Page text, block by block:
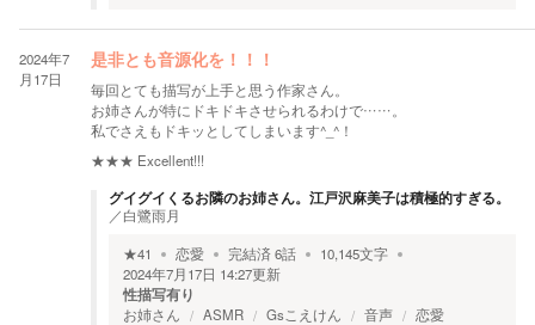
2024年7
月17日
是非とも音源化を！！！
毎回とても描写が上手と思う作家さん。
お姉さんが特にドキドキさせられるわけで……。
私でさえもドキッとしてしまいます^_^！
★★★ Excellent!!!
グイグイくるお隣のお姉さん。江戸沢麻美子は積極的すぎる。
／白鷺雨月
★41 恋愛 完結済6話 10,145文字
2024年7月17日 14:27更新
性描写有り
お姉さん ASMR Gsこえけん 音声 恋愛